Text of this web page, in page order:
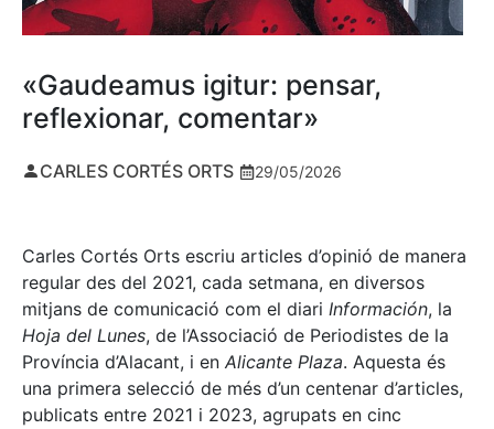
«Gaudeamus igitur: pensar,
reflexionar, comentar»
CARLES CORTÉS ORTS 29/05/2026
Carles Cortés Orts escriu articles d’opinió de manera
regular des del 2021, cada setmana, en diversos
mitjans de comunicació com el diari Información, la
Hoja del Lunes, de l’Associació de Periodistes de la
Província d’Alacant, i en Alicante Plaza. Aquesta és
una primera selecció de més d’un centenar d’articles,
publicats entre 2021 i 2023, agrupats en cinc